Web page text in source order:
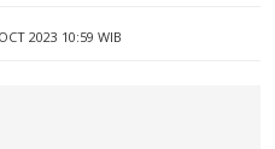
2023 10:59 WIB